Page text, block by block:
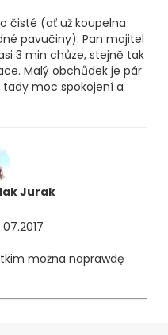
čisté (ať už koupelna
pavučiny). Pan majitel
3 min chůze, stejně tak
Malý obchůdek je pár
tady moc spokojení a
Jurak
można naprawdę